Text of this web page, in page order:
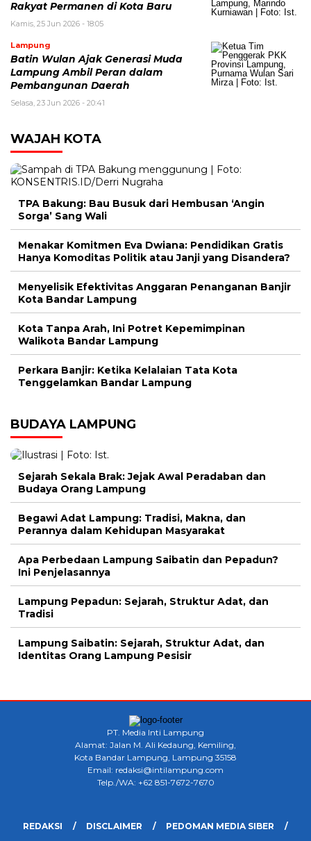
Rakyat Permanen di Kota Baru
Kamis, 25 Jun 2026 - 18:05
Lampung
Batin Wulan Ajak Generasi Muda
Lampung Ambil Peran dalam
Pembangunan Daerah
Selasa, 23 Jun 2026 - 20:41
WAJAH KOTA
TPA Bakung: Bau Busuk dari Hembusan ‘Angin
Sorga’ Sang Wali
Menakar Komitmen Eva Dwiana: Pendidikan Gratis
Hanya Komoditas Politik atau Janji yang Disandera?
Menyelisik Efektivitas Anggaran Penanganan Banjir
Kota Bandar Lampung
Kota Tanpa Arah, Ini Potret Kepemimpinan
Walikota Bandar Lampung
Perkara Banjir: Ketika Kelalaian Tata Kota
Tenggelamkan Bandar Lampung
BUDAYA LAMPUNG
Sejarah Sekala Brak: Jejak Awal Peradaban dan
Budaya Orang Lampung
Begawi Adat Lampung: Tradisi, Makna, dan
Perannya dalam Kehidupan Masyarakat
Apa Perbedaan Lampung Saibatin dan Pepadun?
Ini Penjelasannya
Lampung Pepadun: Sejarah, Struktur Adat, dan
Tradisi
Lampung Saibatin: Sejarah, Struktur Adat, dan
Identitas Orang Lampung Pesisir
PT. Media Inti Lampung
Alamat: Jalan M. Ali Kedaung, Kemiling,
Kota Bandar Lampung, Lampung 35158
Email: redaksi@intilampung.com
Telp./WA: +62 851-7672-7670
REDAKSI DISCLAIMER
PEDOMAN MEDIA SIBER